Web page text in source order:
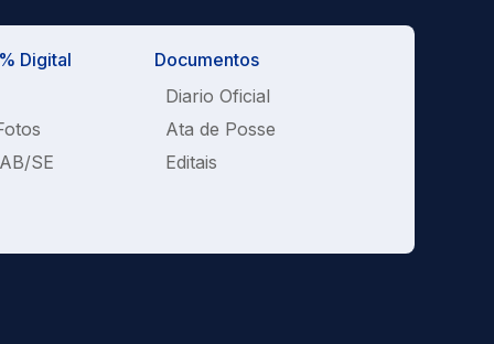
Digital
SE
Documentos
Diario Oficial
Ata de Posse
Editais